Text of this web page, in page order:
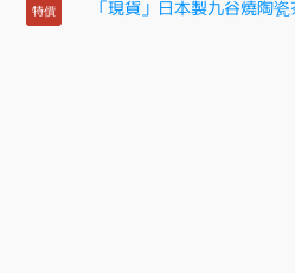
特價